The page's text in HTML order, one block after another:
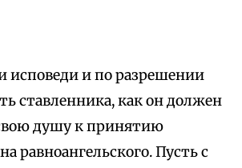
исповеди и по разрешении
ставленника, как он должен
душу к принятию
равноангельского. Пусть с